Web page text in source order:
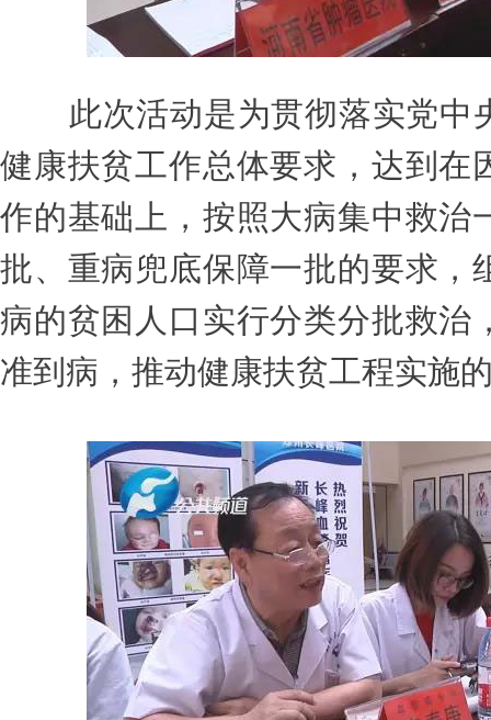
此次活动是为贯彻落实党中
健康扶贫工作总体要求，达到在
作的基础上，按照大病集中救治
批、重病兜底保障一批的要求，
病的贫困人口实行分类分批救治
准到病，推动健康扶贫工程实施